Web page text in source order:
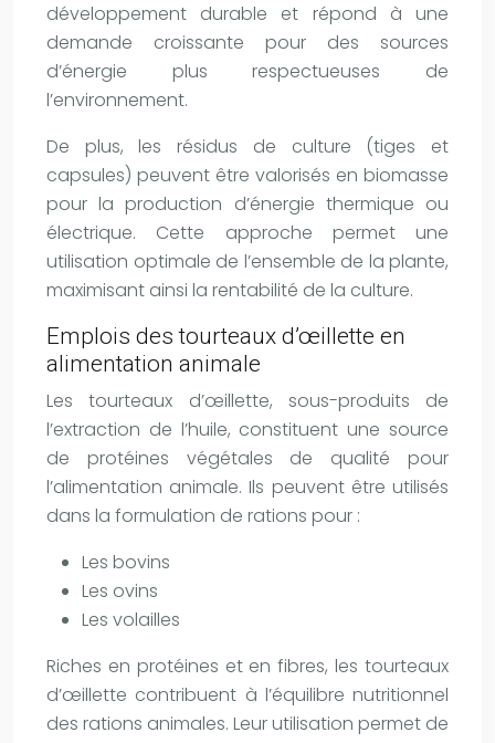
développement durable et répond à une
demande croissante pour des sources
d’énergie plus respectueuses de
l’environnement.
De plus, les résidus de culture (tiges et
capsules) peuvent être valorisés en biomasse
pour la production d’énergie thermique ou
électrique. Cette approche permet une
utilisation optimale de l’ensemble de la plante,
maximisant ainsi la rentabilité de la culture.
Emplois des tourteaux d’œillette en
alimentation animale
Les tourteaux d’œillette, sous-produits de
l’extraction de l’huile, constituent une source
de protéines végétales de qualité pour
l’alimentation animale. Ils peuvent être utilisés
dans la formulation de rations pour :
Les bovins
Les ovins
Les volailles
Riches en protéines et en fibres, les tourteaux
d’œillette contribuent à l’équilibre nutritionnel
des rations animales. Leur utilisation permet de